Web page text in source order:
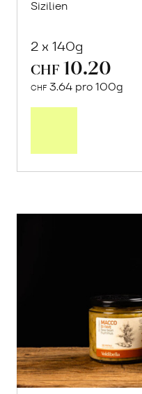
Sizilien
2 x 140g
CHF 10.20
CHF 3.64 pro 100g